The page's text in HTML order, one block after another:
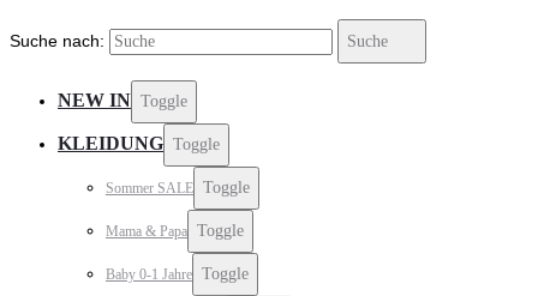
Suche nach: Suche
NEW IN Toggle
KLEIDUNG Toggle
Sommer SALE Toggle
Mama & Papa Toggle
Baby 0-1 Jahre Toggle